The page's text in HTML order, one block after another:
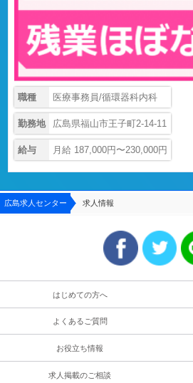
職種 医療事務員/循環器科内科
勤務地 広島県福山市王子町2-14-11
給与 月給 187,000円〜230,000円
広島求人センター 求人情報
はじめての方へ
よくあるご質問
お役立ち情報
求人掲載のご相談